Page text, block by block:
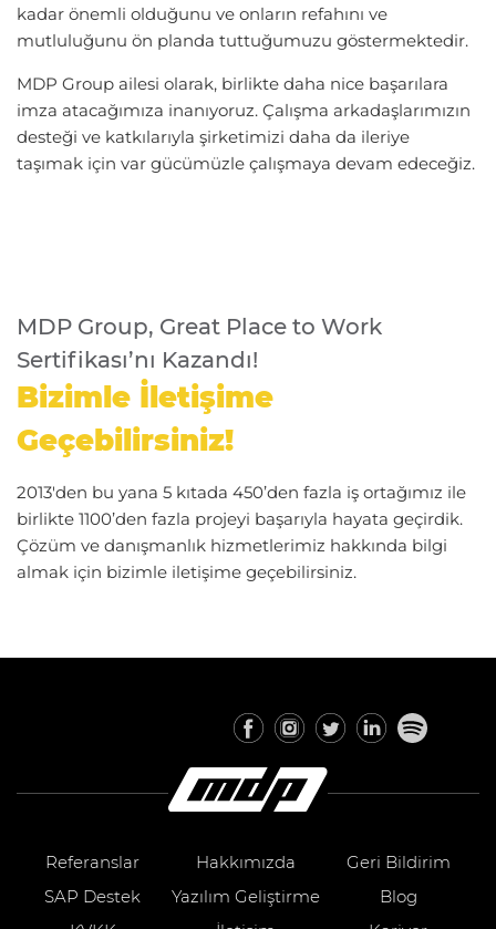
kadar önemli olduğunu ve onların refahını ve
mutluluğunu ön planda tuttuğumuzu göstermektedir.
MDP Group ailesi olarak, birlikte daha nice başarılara
imza atacağımıza inanıyoruz. Çalışma arkadaşlarımızın
desteği ve katkılarıyla şirketimizi daha da ileriye
taşımak için var gücümüzle çalışmaya devam edeceğiz.
MDP Group, Great Place to Work
Sertifikası’nı Kazandı!
Bizimle İletişime
Geçebilirsiniz!
2013'den bu yana 5 kıtada 450’den fazla iş ortağımız ile
birlikte 1100’den fazla projeyi başarıyla hayata geçirdik.
Çözüm ve danışmanlık hizmetlerimiz hakkında bilgi
almak için bizimle iletişime geçebilirsiniz.
Referanslar Hakkımızda
Geri Bildirim
SAP Destek
Yazılım Geliştirme
Blog